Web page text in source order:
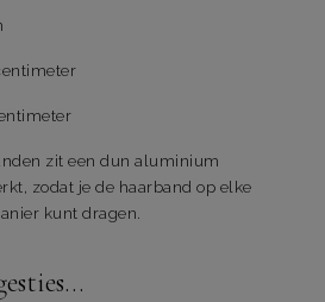
zit een dun aluminium
zodat je de haarband op elke
kunt dragen.